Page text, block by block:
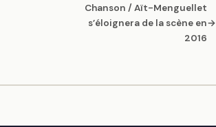
Chanson / Aït-Menguellet
s’éloignera de la scène en
2016
→